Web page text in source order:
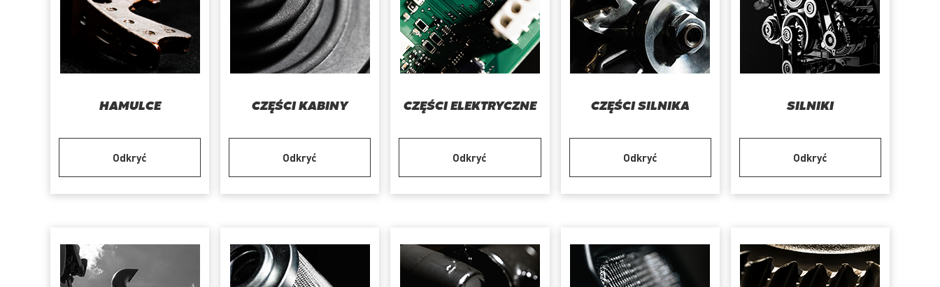
HAMULCE
Odkryć
CZĘŚCI KABINY
Odkryć
CZĘŚCI ELEKTRYCZNE
Odkryć
CZĘŚCI SILNIKA
Odkryć
SILNIKI
Odkryć